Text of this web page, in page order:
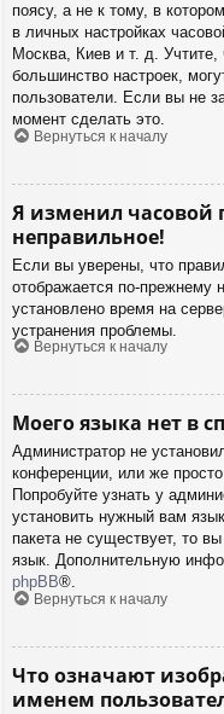
поясу, а не к тому, в
в личных настройках
Москва, Киев и т. д. Учтите,
большинство настроек,
пользователи. Если вы не
момент сделать это.
Вернуться к началу
Я изменил часовой
неправильное!
Если вы уверены, что
отображается по-прежнему
установлено время на
устранения проблемы.
Вернуться к началу
Моего языка нет в
Администратор не
конференции, или же
Попробуйте узнать у
установить нужный вам
пакета не существует, то
язык. Дополнительную
phpBB®.
Вернуться к началу
Что означают
именем